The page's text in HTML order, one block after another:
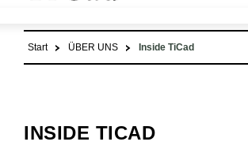
Start ÜBER UNS Inside TiCad
INSIDE TICAD